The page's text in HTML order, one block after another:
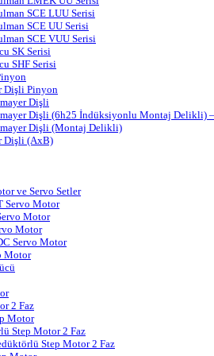
SCE LUU Serisi
SCE UU Serisi
SCE VUU Serisi
SK Serisi
SHF Serisi
Dişli Pinyon
Dişli
Dişli (6h25 İndüksiyonlu Montaj Delikli)
Dişli (Montaj Delikli)
Dişli (AxB)
ve Servo Setler
Servo Motor
Motor
Motor
Servo Motor
Motor
2 Faz
Motor
Step Motor 2 Faz
Step Motor 2 Faz